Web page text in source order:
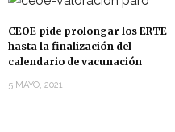
CEOE pide prolongar los ERTE
hasta la finalización del
calendario de vacunación
5 MAYO, 2021